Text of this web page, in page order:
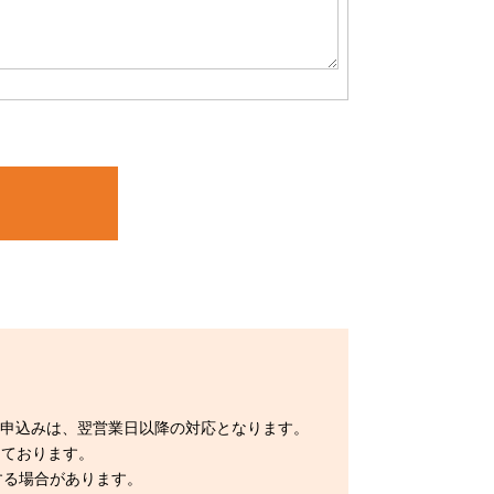
みは、翌営業日以降の対応となります。
おります。
場合があります。